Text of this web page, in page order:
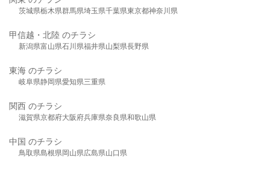
茨城県栃木県群馬県埼玉県千葉県東京都神奈川県
甲信越・北陸 のチラシ
新潟県富山県石川県福井県山梨県長野県
東海 のチラシ
岐阜県静岡県愛知県三重県
関西 のチラシ
滋賀県京都府大阪府兵庫県奈良県和歌山県
中国 のチラシ
鳥取県島根県岡山県広島県山口県